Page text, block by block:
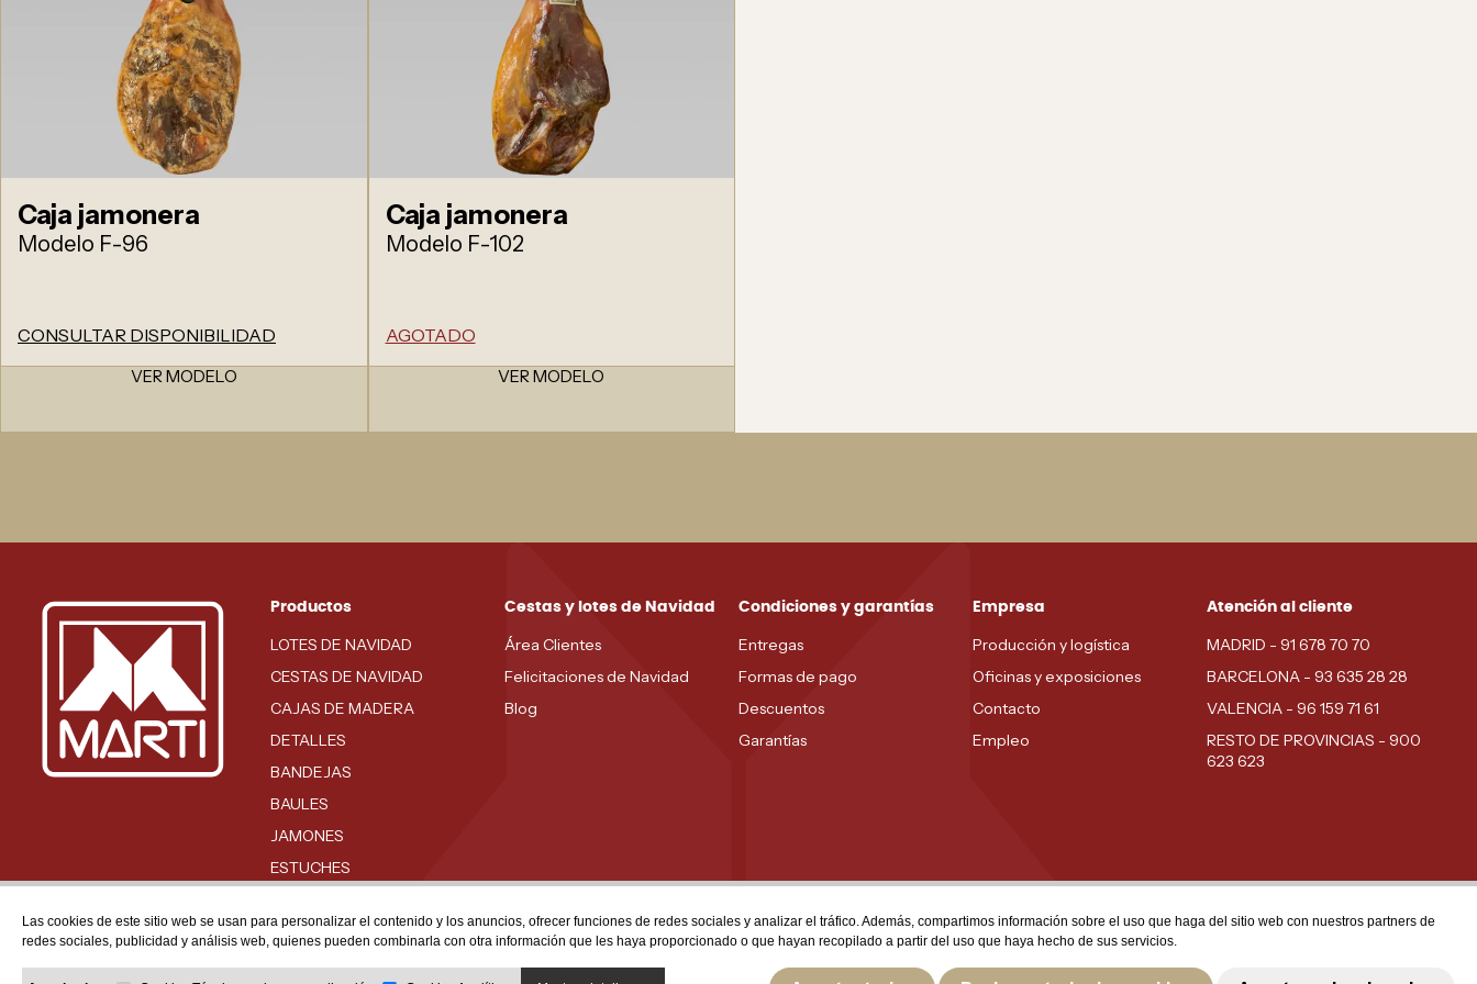
Caja jamonera
Modelo F-96
CONSULTAR DISPONIBILIDAD
VER MODELO
Caja jamonera
Modelo F-102
AGOTADO
VER MODELO
Productos
LOTES DE NAVIDAD
CESTAS DE NAVIDAD
CAJAS DE MADERA
DETALLES
BANDEJAS
BAULES
JAMONES
ESTUCHES
Cestas y lotes de Navidad
Área Clientes
Felicitaciones de Navidad
Blog
Condiciones y garantías
Entregas
Formas de pago
Descuentos
Garantías
Empresa
Producción y logística
Oficinas y exposiciones
Contacto
Empleo
Atención al cliente
MADRID - 91 678 70 70
BARCELONA - 93 635 28 28
VALENCIA - 96 159 71 61
RESTO DE PROVINCIAS - 900
623 623
Las cookies de este sitio web se usan para personalizar el contenido y los anuncios, ofrecer funciones de redes sociales y analizar el tráfico. Además, compartimos información sobre el uso que haga del sitio web con nuestros partners de
redes sociales, publicidad y análisis web, quienes pueden combinarla con otra información que les haya proporcionado o que hayan recopilado a partir del uso que haya hecho de sus servicios.